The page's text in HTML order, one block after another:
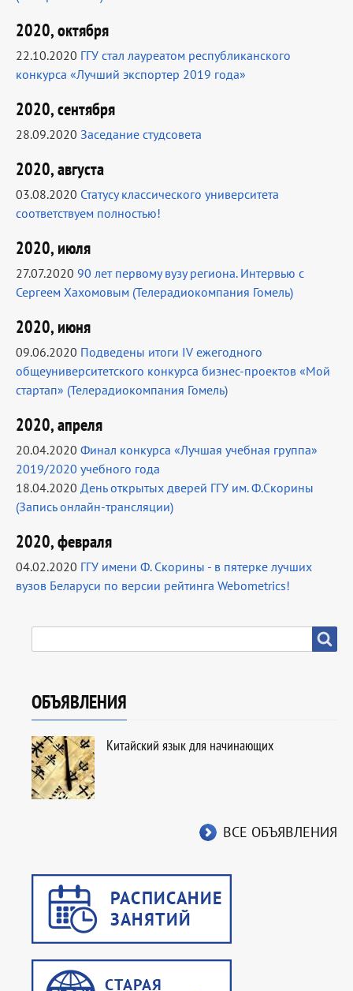
2020, октября
22.10.2020 ГГУ стал лауреатом республиканского
конкурса «Лучший экспортер 2019 года»
2020, сентября
28.09.2020 Заседание студсовета
2020, августа
03.08.2020 Статусу классического университета
соответствуем полностью!
2020, июля
27.07.2020 90 лет первому вузу региона. Интервью с
Сергеем Хахомовым (Телерадиокомпания Гомель)
2020, июня
09.06.2020 Подведены итоги IV ежегодного
общеуниверситетского конкурса бизнес-проектов «Мой
стартап» (Телерадиокомпания Гомель)
2020, апреля
20.04.2020 Финал конкурса «Лучшая учебная группа»
2019/2020 учебного года
18.04.2020 День открытых дверей ГГУ им. Ф.Скорины
(Запись онлайн-трансляции)
2020, февраля
04.02.2020 ГГУ имени Ф. Скорины - в пятерке лучших
вузов Беларуси по версии рейтинга Webometrics!
ОБЪЯВЛЕНИЯ
Китайский язык для начинающих
ВСЕ ОБЪЯВЛЕНИЯ